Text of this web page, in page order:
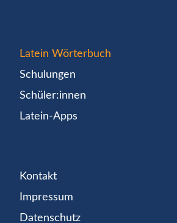
Latein Wörterbuch
Schulungen
Schüler:innen
Latein-Apps
Kontakt
Impressum
Datenschutz